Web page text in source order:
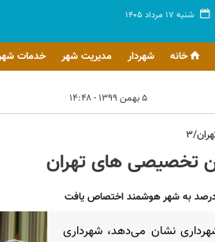
شنبه ۱۷ مرداد ۱۴۰۵
خانه شهردار مدیریت شهر خدمات
۵ بهمن ۱۳۹۹ - ۱۴:۴۸
تخصیصی های تهران
نشان می‌دهد، شهرداری